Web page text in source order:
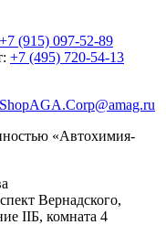
+7 (915) 097-52-89
+7 (495) 720-54-13
ShopAGA.Corp@amag.ru
«Автохимия-
Вернадского,
IIБ, комната 4